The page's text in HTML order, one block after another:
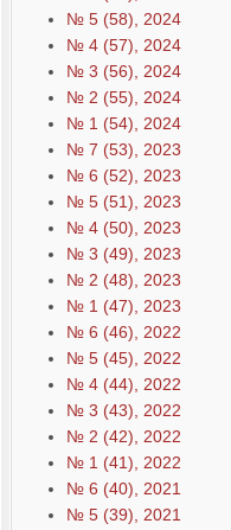
№ 5 (58), 2024
№ 4 (57), 2024
№ 3 (56), 2024
№ 2 (55), 2024
№ 1 (54), 2024
№ 7 (53), 2023
№ 6 (52), 2023
№ 5 (51), 2023
№ 4 (50), 2023
№ 3 (49), 2023
№ 2 (48), 2023
№ 1 (47), 2023
№ 6 (46), 2022
№ 5 (45), 2022
№ 4 (44), 2022
№ 3 (43), 2022
№ 2 (42), 2022
№ 1 (41), 2022
№ 6 (40), 2021
№ 5 (39), 2021